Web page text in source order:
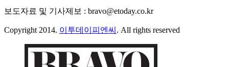
보도자료 및 기사제보 : bravo@etoday.co.kr
Copyright 2014. 이투데이피엔씨 . All rights reserved